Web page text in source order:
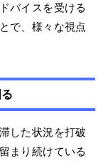
バイスを受ける
で、様々な視点
した状況を打破
まり続けている